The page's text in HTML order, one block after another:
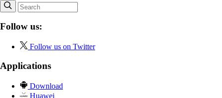
Follow us:
Follow us on Twitter
Applications
Download
Huawei